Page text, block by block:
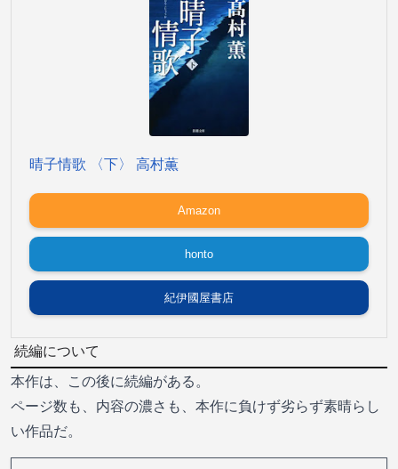
晴子情歌 〈下〉 高村薫
Amazon
honto
紀伊國屋書店
続編について
本作は、この後に続編がある。
ページ数も、内容の濃さも、本作に負けず劣らず素晴らし
い作品だ。